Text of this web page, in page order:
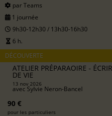
par Teams
1 journée
9h30-12h30 / 13h30-16h30
6 h.
DÉCOUVERTE
ATELIER PRÉPARAOIRE -
DE VIE
13 nov 2026
avec Sylvie Neron-Bancel
90 €
pour les particuliers